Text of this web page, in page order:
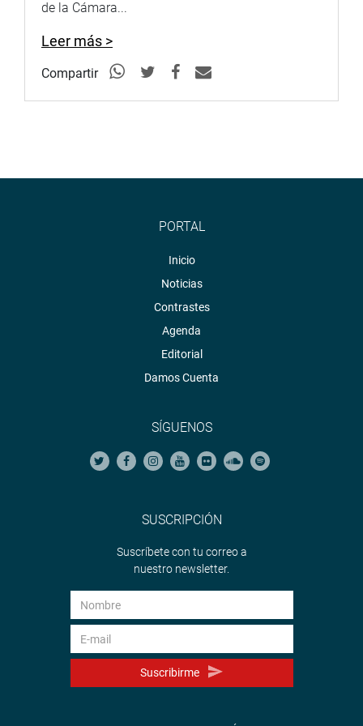
PRENSA CONGRESO
de la Cámara...
Leer más >
Compartir
PORTAL
Inicio
Noticias
Contrastes
Agenda
Editorial
Damos Cuenta
SÍGUENOS
SUSCRIPCIÓN
Suscríbete con tu correo a
nuestro newsletter.
Suscribirme